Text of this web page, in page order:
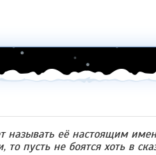
называть её настоящим
пусть не боятся хоть в